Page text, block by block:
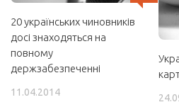
20 українських чиновників
досі знаходяться на
повному
держзабезпеченні
11.04.2014